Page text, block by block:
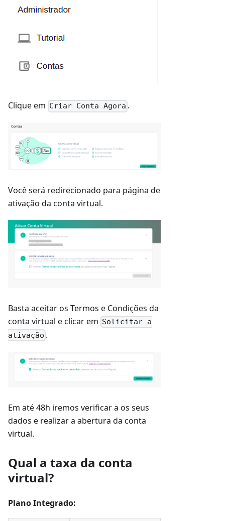
Clique em Criar Conta Agora .
Você será redirecionado para página de
ativação da conta virtual.
Basta aceitar os Termos e Condições da
conta virtual e clicar em Solicitar a
ativação .
Em até 48h iremos verificar a os seus
dados e realizar a abertura da conta
virtual.
Qual a taxa da conta
virtual?
Plano Integrado: